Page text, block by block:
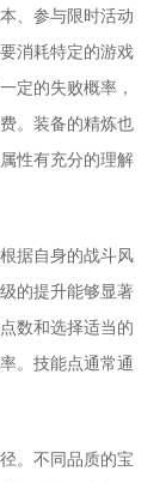
、参与限时活动
消耗特定的游戏
定的失败概率，
。装备的精炼也
性有充分的理解
据自身的战斗风
的提升能够显著
数和选择适当的
。技能点通常通
。不同品质的宝